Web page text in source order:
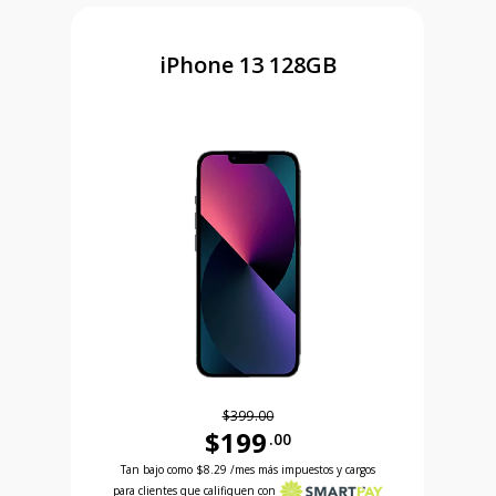
99 cents Ahora el precio es 99 dollars and 99 cents
iPhone 13 128GB
$399.00
$199 .00
Antes el precio era 399 dollars and 00 cents
Tan bajo como $8.29 /mes más impuestos y cargos
para clientes que califiquen con